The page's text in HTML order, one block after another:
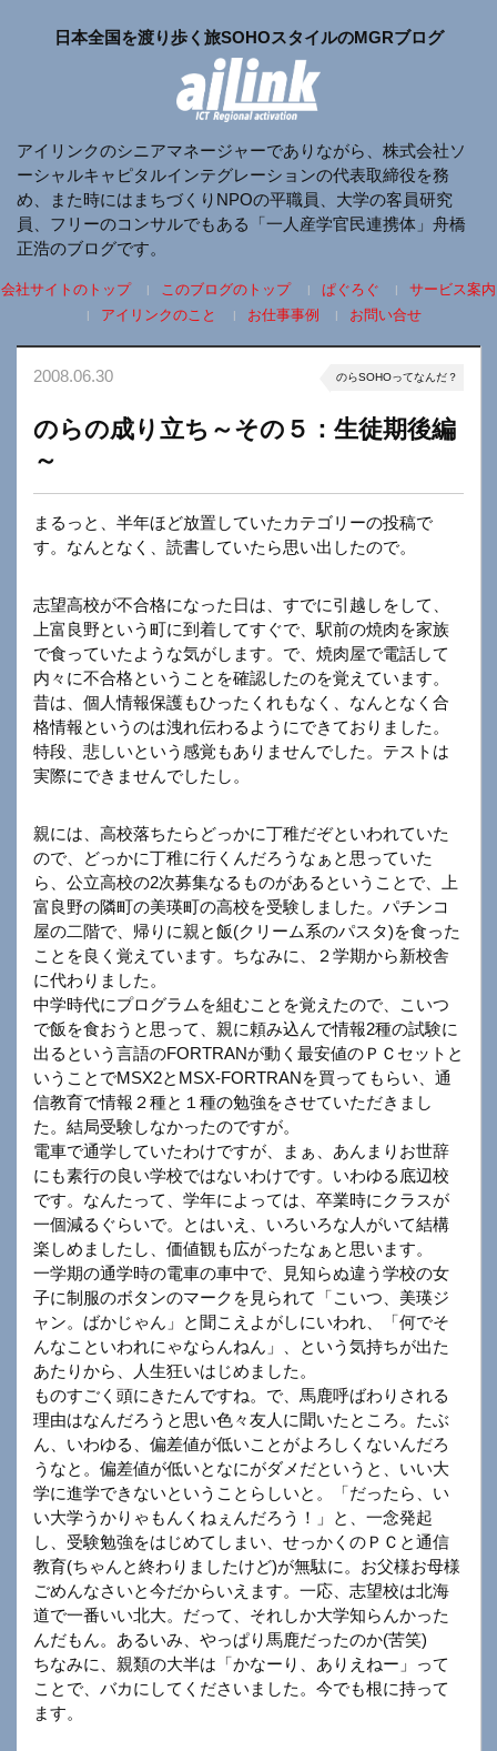
日本全国を渡り歩く旅SOHOスタイルのMGRブログ
アイリンクのシニアマネージャーでありながら、株式会社ソ
ーシャルキャピタルインテグレーションの代表取締役を務
め、また時にはまちづくりNPOの平職員、大学の客員研究
員、フリーのコンサルでもある「一人産学官民連携体」舟橋
正浩のブログです。
会社サイトのトップ このブログのトップ ぱぐろぐ
サービス案内
アイリンクのこと
お仕事事例 お問い合せ
2008.06.30 のらSOHOってなんだ？
のらの成り立ち～その５：生徒期後編
～
まるっと、半年ほど放置していたカテゴリーの投稿で
す。なんとなく、読書していたら思い出したので。
志望高校が不合格になった日は、すでに引越しをして、
上富良野という町に到着してすぐで、駅前の焼肉を家族
で食っていたような気がします。で、焼肉屋で電話して
内々に不合格ということを確認したのを覚えています。
昔は、個人情報保護もひったくれもなく、なんとなく合
格情報というのは洩れ伝わるようにできておりました。
特段、悲しいという感覚もありませんでした。テストは
実際にできませんでしたし。
親には、高校落ちたらどっかに丁稚だぞといわれていた
ので、どっかに丁稚に行くんだろうなぁと思っていた
ら、公立高校の2次募集なるものがあるということで、上
富良野の隣町の美瑛町の高校を受験しました。パチンコ
屋の二階で、帰りに親と飯(クリーム系のパスタ)を食った
ことを良く覚えています。ちなみに、２学期から新校舎
に代わりました。
中学時代にプログラムを組むことを覚えたので、こいつ
で飯を食おうと思って、親に頼み込んで情報2種の試験に
出るという言語のFORTRANが動く最安値のＰＣセットと
いうことでMSX2とMSX-FORTRANを買ってもらい、通
信教育で情報２種と１種の勉強をさせていただきまし
た。結局受験しなかったのですが。
電車で通学していたわけですが、まぁ、あんまりお世辞
にも素行の良い学校ではないわけです。いわゆる底辺校
です。なんたって、学年によっては、卒業時にクラスが
一個減るぐらいで。とはいえ、いろいろな人がいて結構
楽しめましたし、価値観も広がったなぁと思います。
一学期の通学時の電車の車中で、見知らぬ違う学校の女
子に制服のボタンのマークを見られて「こいつ、美瑛ジ
ャン。ばかじゃん」と聞こえよがしにいわれ、「何でそ
んなこといわれにゃならんねん」、という気持ちが出た
あたりから、人生狂いはじめました。
ものすごく頭にきたんですね。で、馬鹿呼ばわりされる
理由はなんだろうと思い色々友人に聞いたところ。たぶ
ん、いわゆる、偏差値が低いことがよろしくないんだろ
うなと。偏差値が低いとなにがダメだというと、いい大
学に進学できないということらしいと。「だったら、い
い大学うかりゃもんくねぇんだろう！」と、一念発起
し、受験勉強をはじめてしまい、せっかくのＰＣと通信
教育(ちゃんと終わりましたけど)が無駄に。お父様お母様
ごめんなさいと今だからいえます。一応、志望校は北海
道で一番いい北大。だって、それしか大学知らんかった
んだもん。あるいみ、やっぱり馬鹿だったのか(苦笑)
ちなみに、親類の大半は「かなーり、ありえねー」って
ことで、バカにしてくださいました。今でも根に持って
ます。